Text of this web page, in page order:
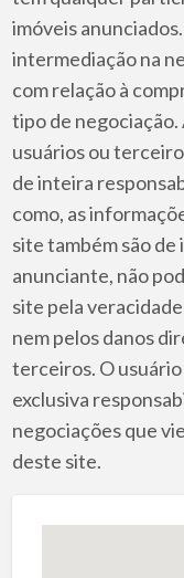
imóveis
intermediação na
com relação à
tipo de negociação.
usuários ou
de inteira
como, as
site também são
anunciante, não
site pela
nem pelos danos
terceiros. O
exclusiva
negociações que
deste site.